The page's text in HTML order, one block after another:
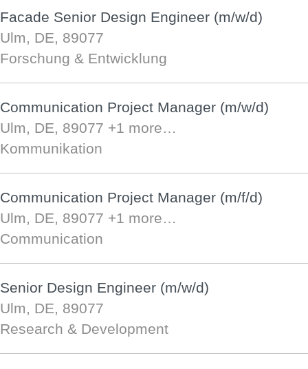
Facade Senior Design Engineer (m/w/d)
Ulm, DE, 89077
Forschung & Entwicklung
Communication Project Manager (m/w/d)
Ulm, DE, 89077 +1 more…
Kommunikation
Communication Project Manager (m/f/d)
Ulm, DE, 89077 +1 more…
Communication
Senior Design Engineer (m/w/d)
Ulm, DE, 89077
Research & Development